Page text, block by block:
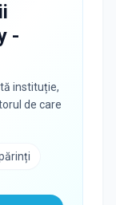
-
instituție,
de care